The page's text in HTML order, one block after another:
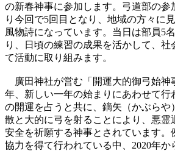
の新春神事に参加します。 弓道部の参
り今回で5回目となり、地域の方々に
風物詩になっています。当日は部員5
り、日頃の練習の成果を活かして、社
て活動に取り組みます。
廣田神社が営む「開運大的御弓始神
年、新しい一年の始まりにあわせて行
の開運を占うと共に、鏑矢（かぶらや
散と大的に弓を射ることにより、悪霊
安全を祈願する神事とされています。
協力を得て行われている中、2020年